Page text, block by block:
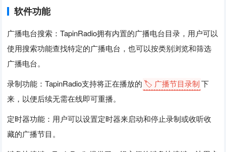
软件功能
广播电台搜索：TapinRadio拥有内置的广播电台目录，用户可以
使用搜索功能查找特定的广播电台，也可以按类别浏览和筛选
广播电台。
录制功能：TapinRadio支持将正在播放的 🏷️ 广播节目录制 下
来，以便后续无需在线即可重播。
定时器功能：用户可以设置定时器来启动和停止录制或收听收
藏的广播节目。